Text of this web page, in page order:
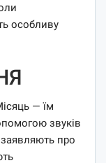
особливу
— їм
звуків
заявляють про